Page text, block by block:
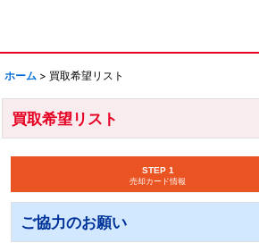
ホーム > 買取希望リスト
買取希望リスト
STEP 1
売却カード情報
ご協力のお願い